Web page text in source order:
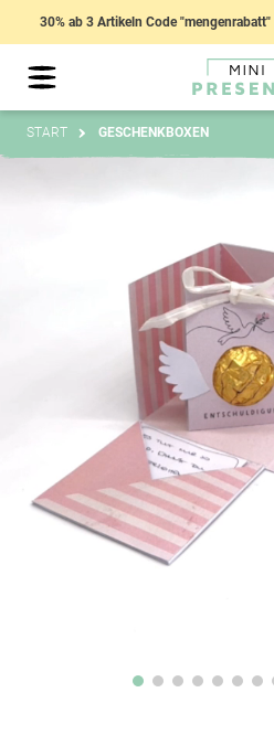
30% ab 3 Artikeln Code "mengenrabatt" |
START GESCHENKBOXEN